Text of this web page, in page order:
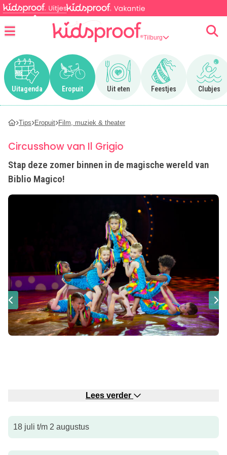
Tilburg
Uitagenda
Ga naar Uitagenda
Eropuit
Ga naar Eropuit
Uit eten
Ga naar Uit eten
Feestjes
Ga naar Feestjes
Clubjes
Ga
Tips Eropuit Film, muziek & theater
Circusshow van Il Grigio
Stap deze zomer binnen in de magische wereld van
Biblio Magico!
In een bijzondere bibliotheek doen de Bibliothecaresse en
haar assistent hun uiterste best om alles netjes op orde te
Lees verder
18 juli t/m 2 augustus